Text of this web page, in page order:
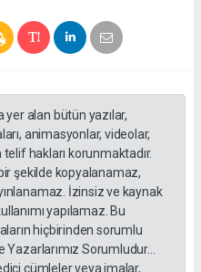
alan bütün yazılar,
animasyonlar, videolar,
hakları korunmaktadır.
şekilde kopyalanamaz,
İzinsiz ve kaynak
yapılamaz. Bu
hiçbirinden sorumlu
Yazarlarımız Sorumludur...
cümleler veya imalar,